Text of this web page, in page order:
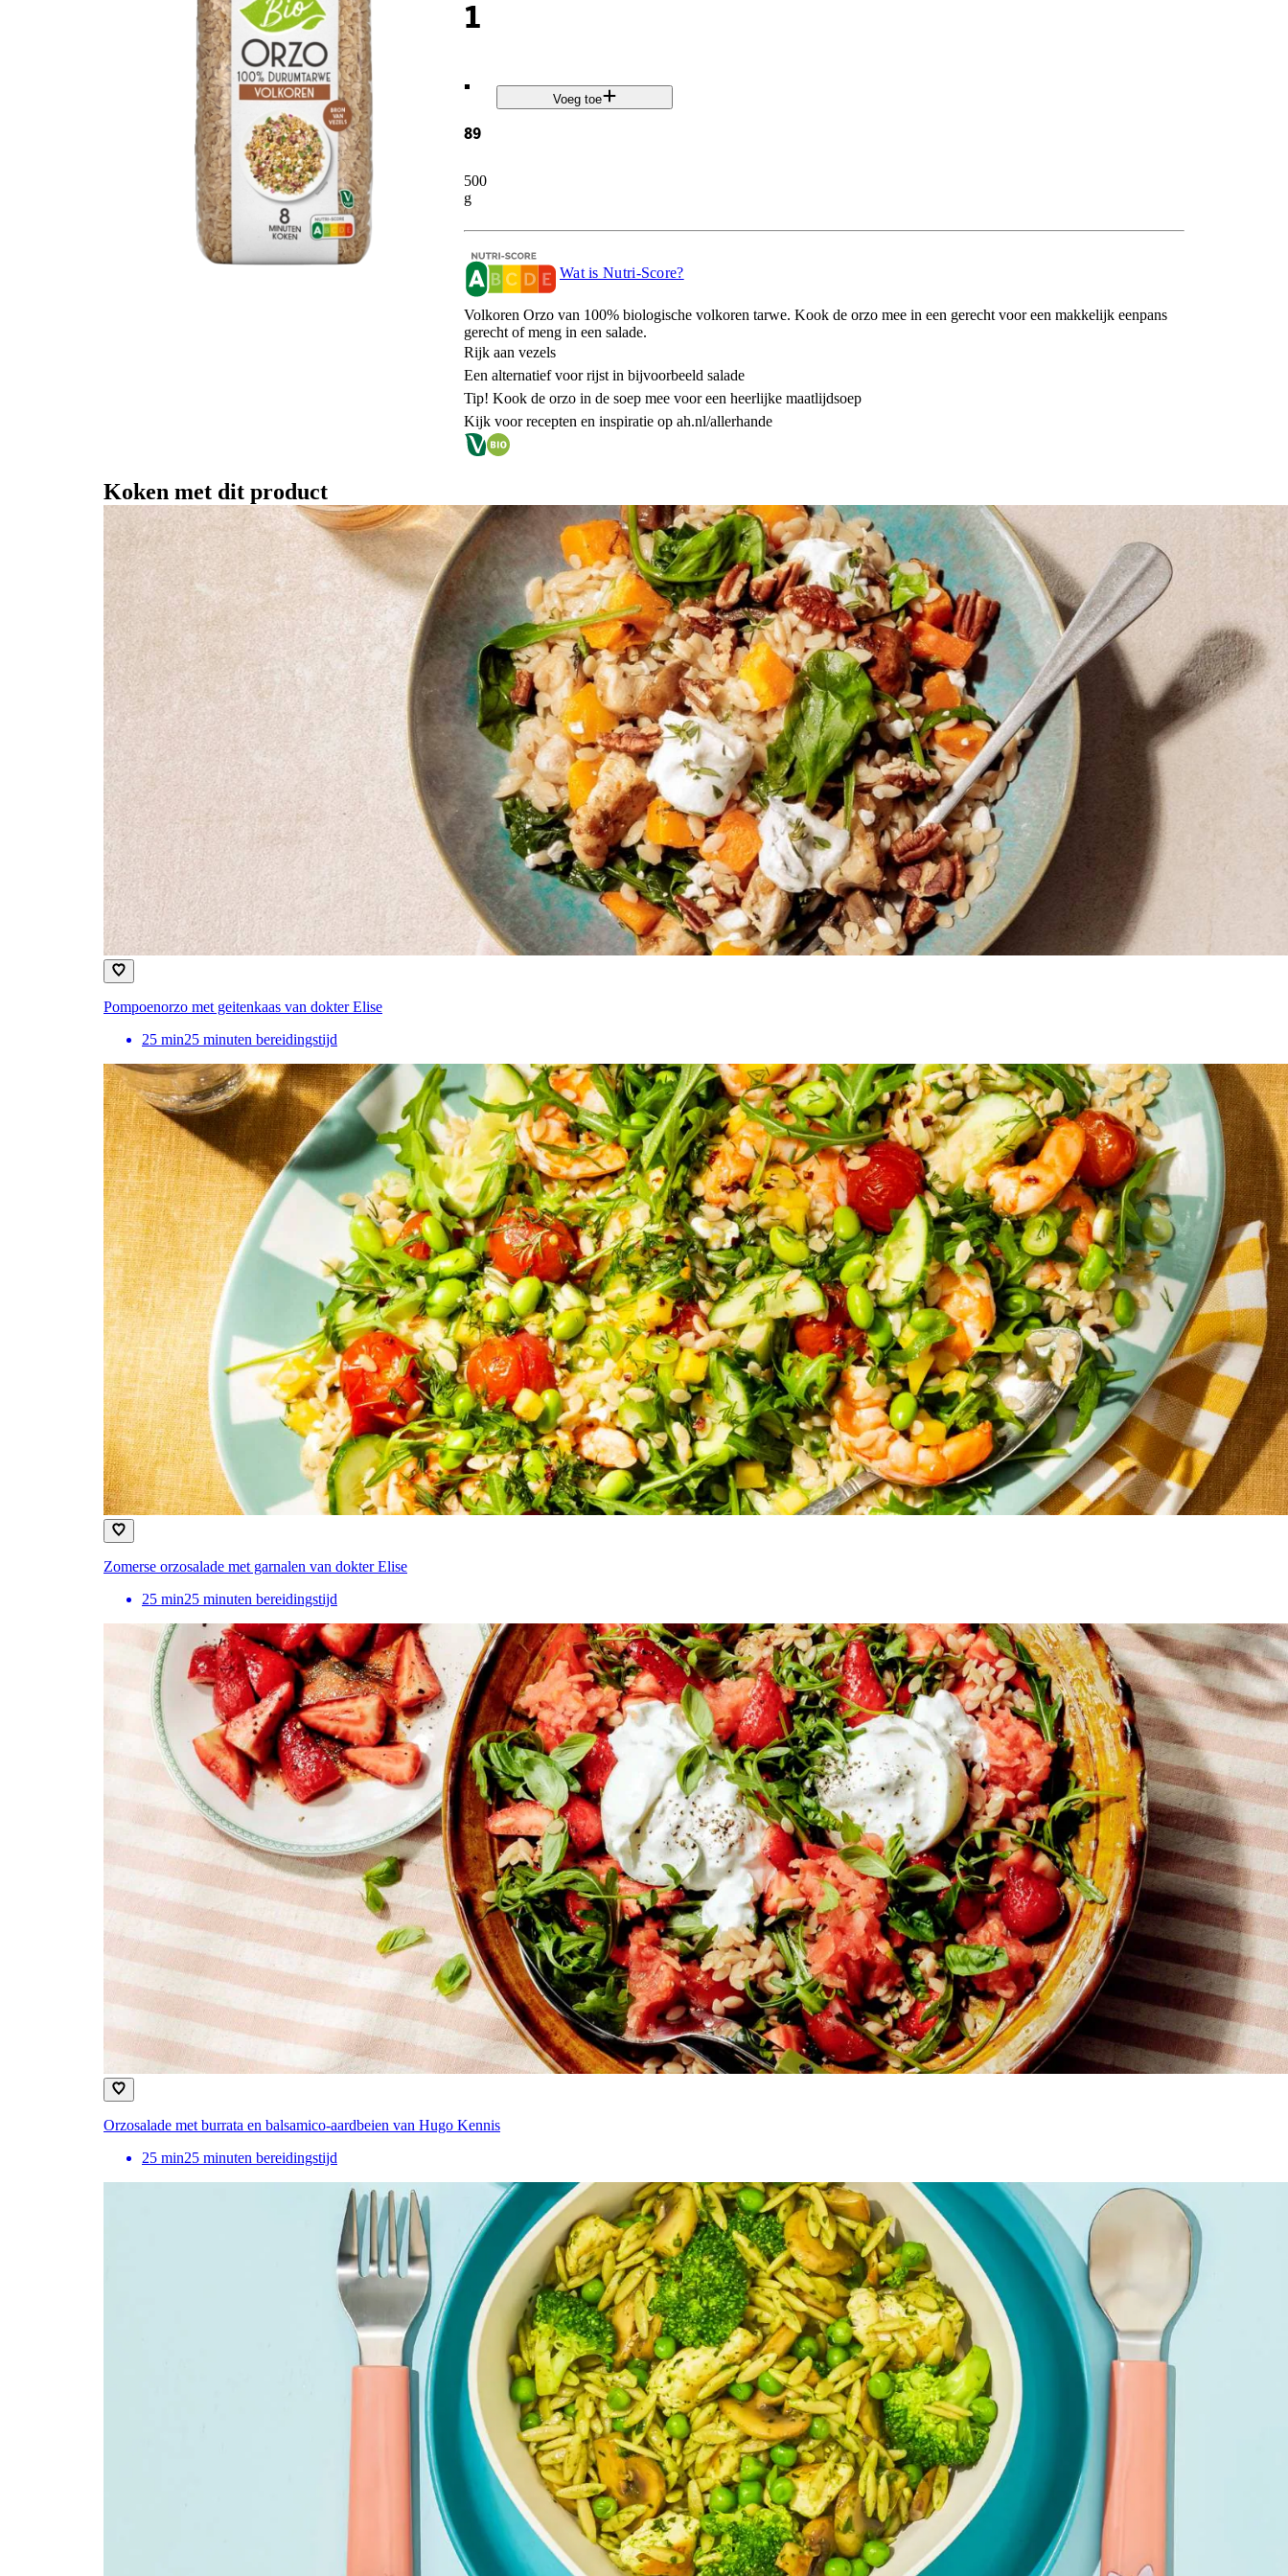
1
.
89
500
g
Voeg toe
Wat is Nutri-Score?
Volkoren Orzo van 100% biologische volkoren tarwe. Kook de orzo mee in een gerecht voor een makkelijk eenpans
gerecht of meng in een salade.
Rijk aan vezels
Een alternatief voor rijst in bijvoorbeeld salade
Tip! Kook de orzo in de soep mee voor een heerlijke maatlijdsoep
Kijk voor recepten en inspiratie op ah.nl/allerhande
Koken met dit product
Pompoenorzo met geitenkaas van dokter Elise
25 min25 minuten bereidingstijd
Zomerse orzosalade met garnalen van dokter Elise
25 min25 minuten bereidingstijd
Orzosalade met burrata en balsamico-aardbeien van Hugo Kennis
25 min25 minuten bereidingstijd